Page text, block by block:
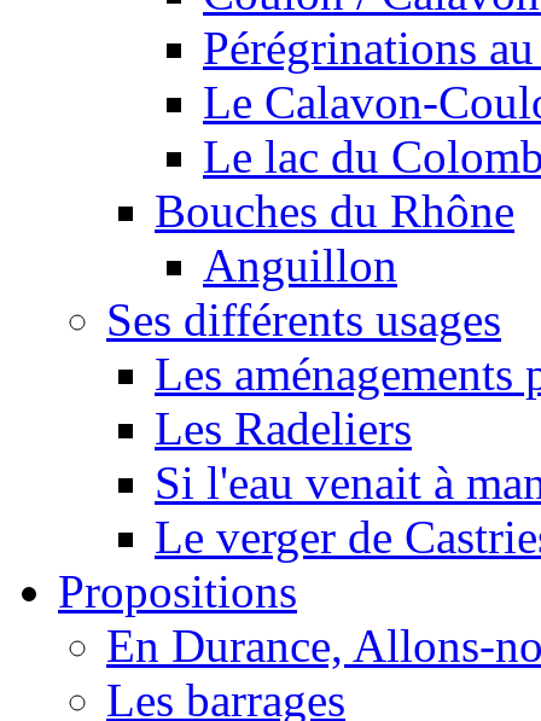
Pérégrinations
Le Calavon-
Le lac du
Bouches du Rhône
Anguillon
Ses différents usages
Les
Les Radeliers
Si l'eau venait à
Le verger de
Propositions
En Durance, Allons-
Les barrages